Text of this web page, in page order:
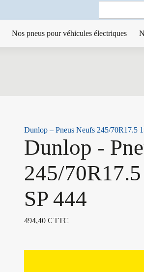
Search
Nos pneus pour véhicules électriques
Dunlop – Pneus Neufs 245/70R17.5
Dunlop -
245/
SP 444
494,40€ TTC